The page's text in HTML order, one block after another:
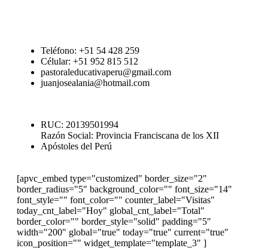
Teléfono: +51 54 428 259
Célular: +51 952 815 512
pastoraleducativaperu@gmail.com
juanjosealania@hotmail.com
RUC: 20139501994
Razón Social: Provincia Franciscana de los XII
Apóstoles del Perú
[apvc_embed type="customized" border_size="2"
border_radius="5" background_color="" font_size="14"
font_style="" font_color="" counter_label="Visitas"
today_cnt_label="Hoy" global_cnt_label="Total"
border_color="" border_style="solid" padding="5"
width="200" global="true" today="true" current="true"
icon_position="" widget_template="template_3" ]